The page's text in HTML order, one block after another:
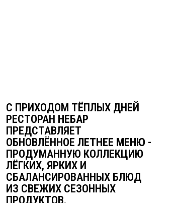
С ПРИХОДОМ ТЁПЛЫХ ДНЕЙ
РЕСТОРАН НЕБАР
ПРЕДСТАВЛЯЕТ
ОБНОВЛЁННОЕ ЛЕТНЕЕ МЕНЮ -
ПРОДУМАННУЮ КОЛЛЕКЦИЮ
ЛЁГКИХ, ЯРКИХ И
СБАЛАНСИРОВАННЫХ БЛЮД
ИЗ СВЕЖИХ СЕЗОННЫХ
ПРОДУКТОВ.